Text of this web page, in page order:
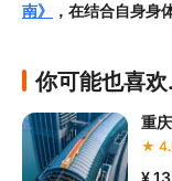
南》
，在结合自身身
龄、准入身高及准入
4.禁止孕妇、患有高
患者及严重恐高、体
参加本项目发生意外
你可能也喜
重
★